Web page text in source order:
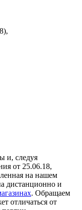
и, следуя
от 25.06.18,
на нашем
дистанционно и
. Обращаем
отличаться от